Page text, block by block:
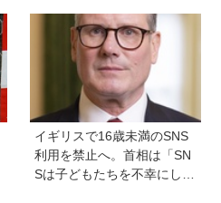
イギリスで16歳未満のSNS
利用を禁止へ。首相は「SN
Sは子どもたちを不幸にして